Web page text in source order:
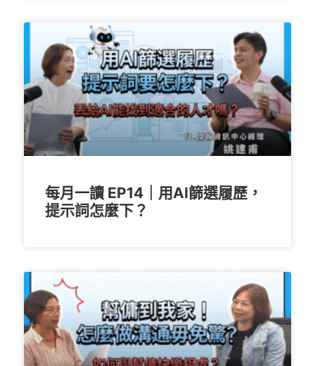
每月一讀 EP14｜用AI篩選履歷，
提示詞怎麼下？